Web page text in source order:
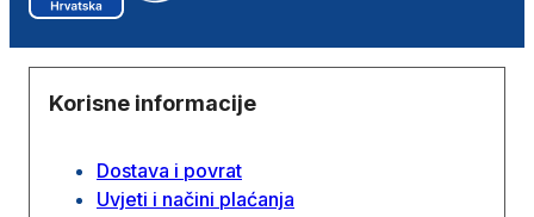
Korisne informacije
Dostava i povrat
Uvjeti i načini plaćanja